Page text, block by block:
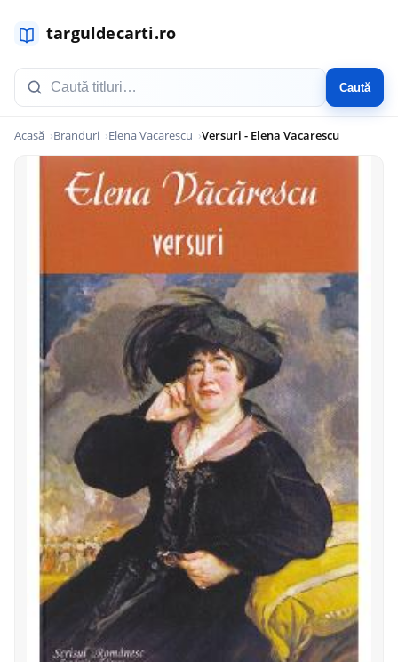
Caută
Acasă Branduri Elena Vacarescu Versuri - Elena Vacarescu